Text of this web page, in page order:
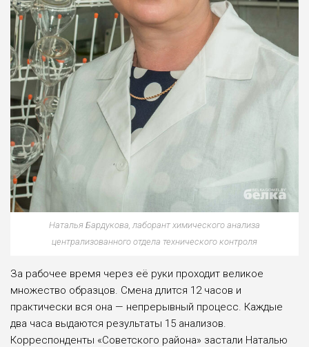
Наталья Бардукова, лаборант химиче­ского анализа
централизованного отдела технического контроля
За рабочее время через её руки проходит великое
множество образцов. Смена длится 12 часов и
практически вся она — непрерывный процесс. Каждые
два часа выдаются результаты 15 анализов.
Корреспонденты «Советского района» застали Наталью